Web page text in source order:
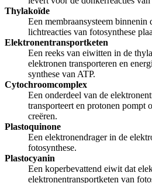
Thylakoïde
Een membraansysteem binnenin
lichtreacties van fotosynthese
Elektronentransportketen
Een reeks van eiwitten in de
elektronen transporteren en
synthese van ATP.
Cytochroomcomplex
Een onderdeel van de
transporteert en protonen pompt
creëren.
Plastoquinone
Een elektronendrager in de
fotosynthese.
Plastocyanin
Een koperbevattend eiwit dat
elektronentransportketen van